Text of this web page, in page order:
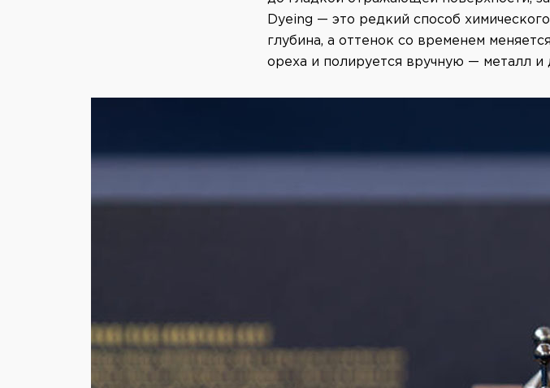
Dyeing — это редкий способ
глубина, а оттенок со временем
ореха и полируется вручную — металл и